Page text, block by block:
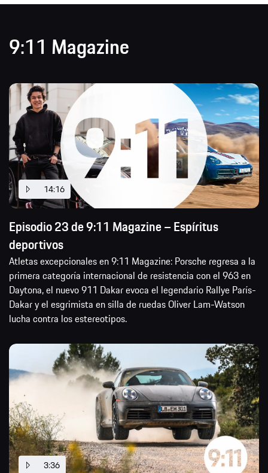
9:11 Magazine
14:16
Episodio 23 de 9:11 Magazine – Espíritus
deportivos
Atletas excepcionales en 9:11 Magazine: Porsche regresa a la
primera categoría internacional de resistencia con el 963 en
Daytona, el nuevo 911 Dakar evoca el legendario Rallye París-
Dakar y el esgrimista en silla de ruedas Oliver Lam-Watson
lucha contra los estereotipos.
3:36